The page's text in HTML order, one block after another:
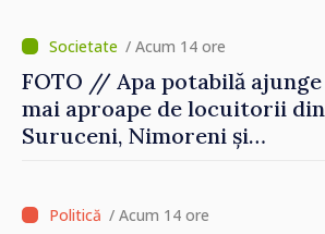
/ Acum 14 ore
FOTO // Apa potabilă ajunge
mai aproape de locuitorii din
Suruceni, Nimoreni și
/ Acum 14 ore